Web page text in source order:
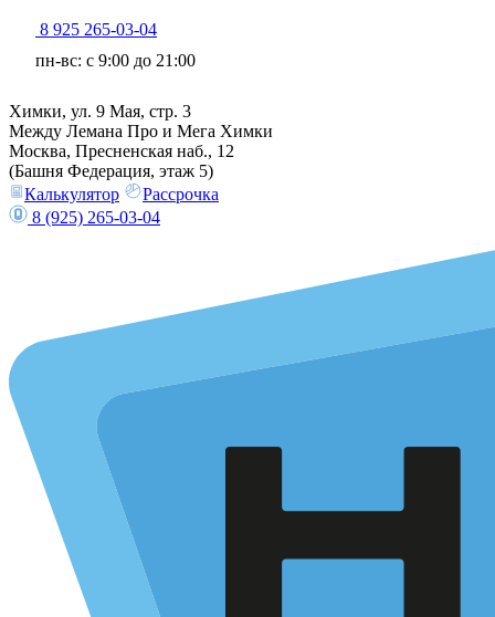
8 925 265-03-04
пн-вс: c 9:00 до 21:00
Химки, ул. 9 Мая, стр. 3
Между Лемана Про и Мега Химки
Москва, Пресненская наб., 12
(Башня Федерация, этаж 5)
Калькулятор
Рассрочка
8 (925) 265-03-04